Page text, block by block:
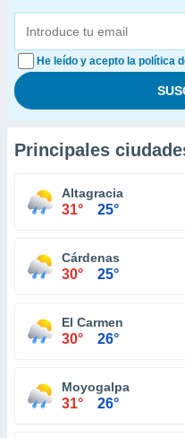
He leído y acepto la política
Principales
Altagracia
31° 25°
Cárdenas
30° 25°
El Carmen
30° 26°
Moyogalpa
31° 26°